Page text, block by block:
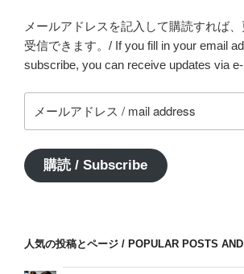
メールアドレスを記入して購読すれば
受信できます。/ If you fill in your email
subscribe, you can receive updates via
ー
ア
ド
購読 / Subscribe
人気の投稿とページ / POPULAR POSTS